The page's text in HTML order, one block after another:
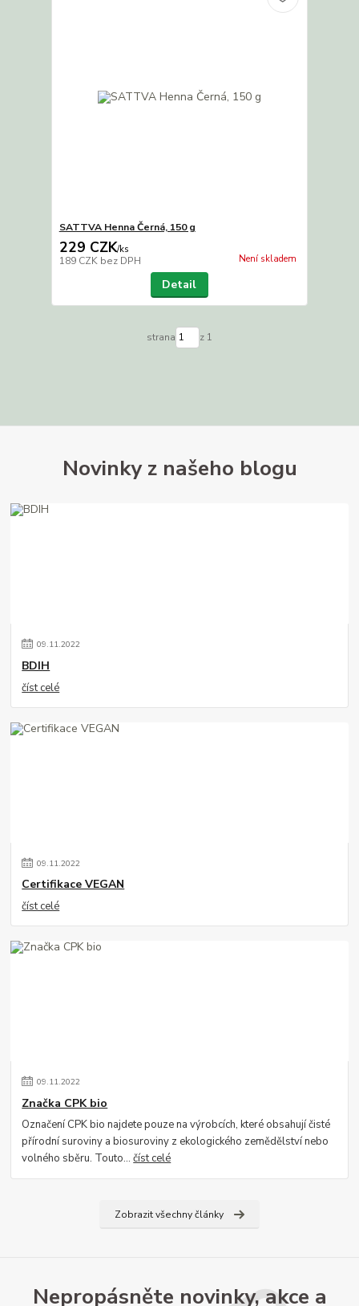
SATTVA Henna Černá, 150 g
229 CZK/ks
189 CZK bez DPH Není skladem
Detail
strana z 1
Novinky z našeho blogu
09.11.2022
BDIH
číst celé
09.11.2022
Certifikace VEGAN
číst celé
09.11.2022
Značka CPK bio
Označení CPK bio najdete pouze na výrobcích, které obsahují čisté
přírodní suroviny a biosuroviny z ekologického zemědělství nebo
volného sběru. Touto...číst celé
Zobrazit všechny články
Nepropásněte novinky, akce a